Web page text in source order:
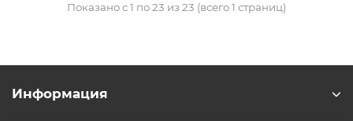
Показано с 1 по 23 из 23 (всего 1 страниц)
Информация